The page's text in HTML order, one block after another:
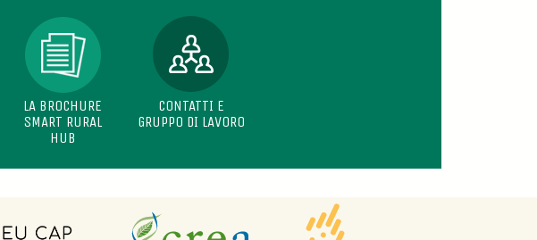
LA BROCHURE
SMART RURAL
HUB
CONTATTI E
GRUPPO DI LAVORO